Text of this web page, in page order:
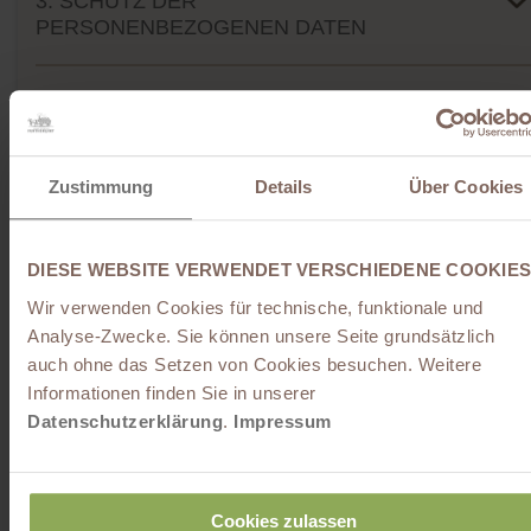
Zustimmung Details Über Cookies
DIESE WEBSITE VERWENDET VERSCHIEDENE COOKIES
Wir verwenden Cookies für technische, funktionale und
Analyse-Zwecke. Sie können unsere Seite grundsätzlich
auch ohne das Setzen von Cookies besuchen. Weitere
Informationen finden Sie in unserer
Datenschutzerklärung. Impressum
Cookies zulassen
PERSONENBEZOGENEN DATEN
PERSONENBEZOGENER DATEN
6. VERANTWORTLICHER
7. ADDITIVE+ LANDINGPAGE - ONLINE
MARKETING UND LANDINGPAGES
8. ADDITIVE+ MARKETING
AUTOMATION - DIREKTMARKETING